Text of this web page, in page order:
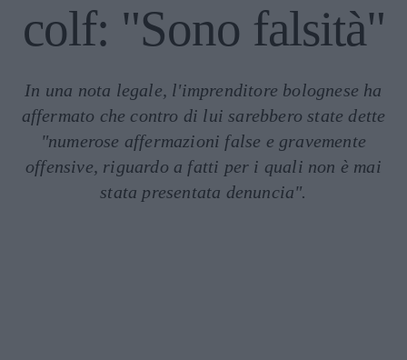
colf: "Sono falsità"
In una nota legale, l'imprenditore bolognese ha
affermato che contro di lui sarebbero state dette
"numerose affermazioni false e gravemente
offensive, riguardo a fatti per i quali non è mai
stata presentata denuncia".